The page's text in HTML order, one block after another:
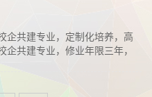
企共建专业，定制化培养，高
共建专业，修业年限三年，